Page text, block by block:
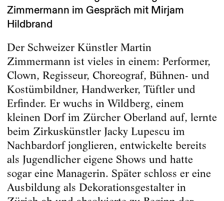
Zimmermann im Gespräch mit Mirjam
Hildbrand
Der Schweizer Künstler Martin
Zimmermann ist vieles in einem: Performer,
Clown, ­Regisseur, Choreograf, Bühnen- und
Kostümbildner, Handwerker, Tüftler und
Erfinder. Er wuchs in Wildberg, einem
kleinen Dorf im Zürcher Oberland auf, lernte
beim Zirkuskünstler Jacky Lupescu im
Nachbardorf jonglieren, entwickelte bereits
als Jugendlicher eigene Shows und hatte
sogar eine Managerin. Später schloss er eine
Ausbildung als Dekorationsgestalter in